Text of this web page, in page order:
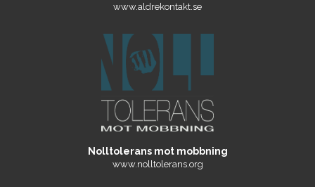
www.aldrekontakt.se
Nolltolerans mot mobbning
www.nolltolerans.org